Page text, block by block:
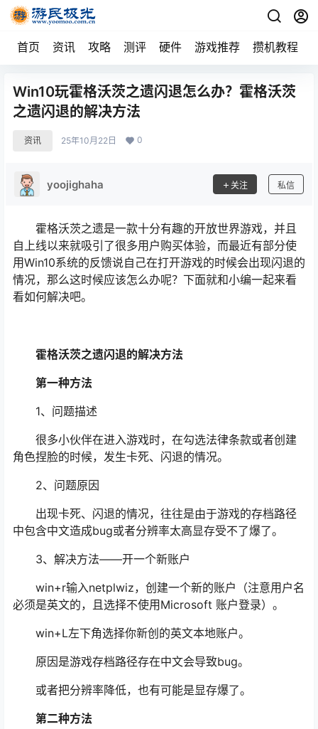
首页 资讯 攻略 测评 硬件 游戏推荐 攒机教程
Win10玩霍格沃茨之遗闪退怎么办？霍格沃茨
之遗闪退的解决方法
资讯 25年10月22日 0
yoojighaha 关注 私信
霍格沃茨之遗是一款十分有趣的开放世界游戏，并且
自上线以来就吸引了很多用户购买体验，而最近有部分使
用Win10系统的反馈说自己在打开游戏的时候会出现闪退的
情况，那么这时候应该怎么办呢？下面就和小编一起来看
看如何解决吧。
霍格沃茨之遗闪退的解决方法
第一种方法
1、问题描述
很多小伙伴在进入游戏时，在勾选法律条款或者创建
角色捏脸的时候，发生卡死、闪退的情况。
2、问题原因
出现卡死、闪退的情况，往往是由于游戏的存档路径
中包含中文造成bug或者分辨率太高显存受不了爆了。
3、解决方法——开一个新账户
win+r输入netplwiz，创建一个新的账户（注意用户名
必须是英文的，且选择不使用Microsoft 账户登录）。
win+L左下角选择你新创的英文本地账户。
原因是游戏存档路径存在中文会导致bug。
或者把分辨率降低，也有可能是显存爆了。
第二种方法